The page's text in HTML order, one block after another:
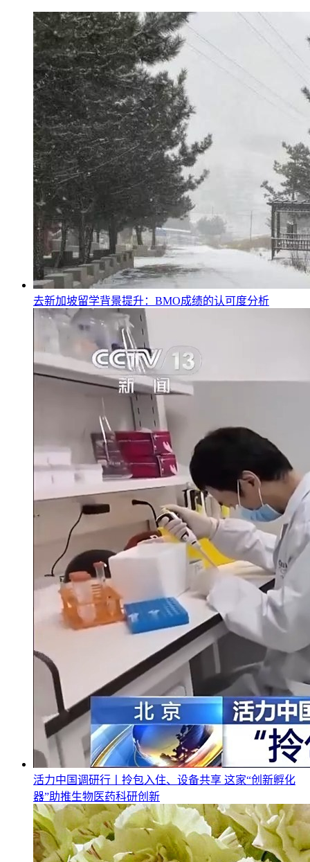
去新加坡留学背景提升：BMO成绩的认可度分析
活力中国调研行丨拎包入住、设备共享 这家“创新孵化
器”助推生物医药科研创新